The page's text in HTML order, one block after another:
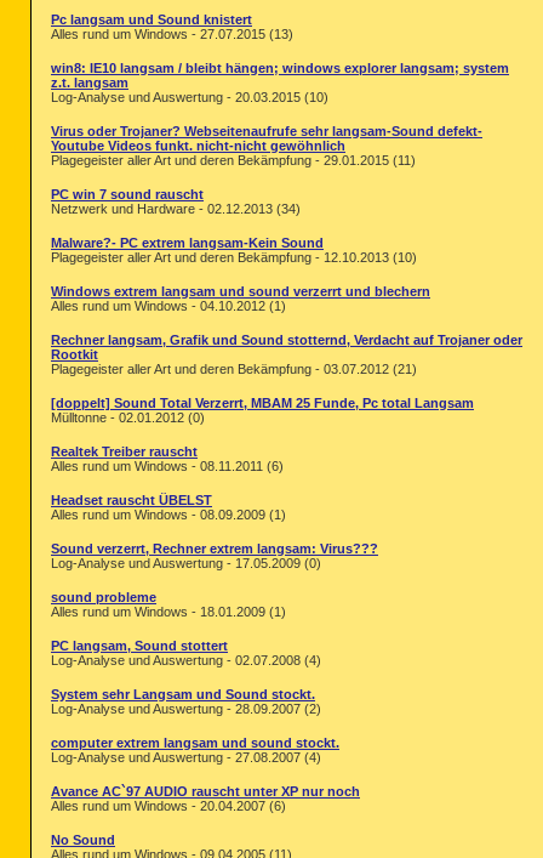
Pc langsam und Sound knistert
Alles rund um Windows - 27.07.2015 (13)
win8: IE10 langsam / bleibt hängen; windows explorer langsam; system
z.t. langsam
Log-Analyse und Auswertung - 20.03.2015 (10)
Virus oder Trojaner? Webseitenaufrufe sehr langsam-Sound defekt-
Youtube Videos funkt. nicht-nicht gewöhnlich
Plagegeister aller Art und deren Bekämpfung - 29.01.2015 (11)
PC win 7 sound rauscht
Netzwerk und Hardware - 02.12.2013 (34)
Malware?- PC extrem langsam-Kein Sound
Plagegeister aller Art und deren Bekämpfung - 12.10.2013 (10)
Windows extrem langsam und sound verzerrt und blechern
Alles rund um Windows - 04.10.2012 (1)
Rechner langsam, Grafik und Sound stotternd, Verdacht auf Trojaner oder
Rootkit
Plagegeister aller Art und deren Bekämpfung - 03.07.2012 (21)
[doppelt] Sound Total Verzerrt, MBAM 25 Funde, Pc total Langsam
Mülltonne - 02.01.2012 (0)
Realtek Treiber rauscht
Alles rund um Windows - 08.11.2011 (6)
Headset rauscht ÜBELST
Alles rund um Windows - 08.09.2009 (1)
Sound verzerrt, Rechner extrem langsam: Virus???
Log-Analyse und Auswertung - 17.05.2009 (0)
sound probleme
Alles rund um Windows - 18.01.2009 (1)
PC langsam, Sound stottert
Log-Analyse und Auswertung - 02.07.2008 (4)
System sehr Langsam und Sound stockt.
Log-Analyse und Auswertung - 28.09.2007 (2)
computer extrem langsam und sound stockt.
Log-Analyse und Auswertung - 27.08.2007 (4)
Avance AC`97 AUDIO rauscht unter XP nur noch
Alles rund um Windows - 20.04.2007 (6)
No Sound
Alles rund um Windows - 09.04.2005 (11)